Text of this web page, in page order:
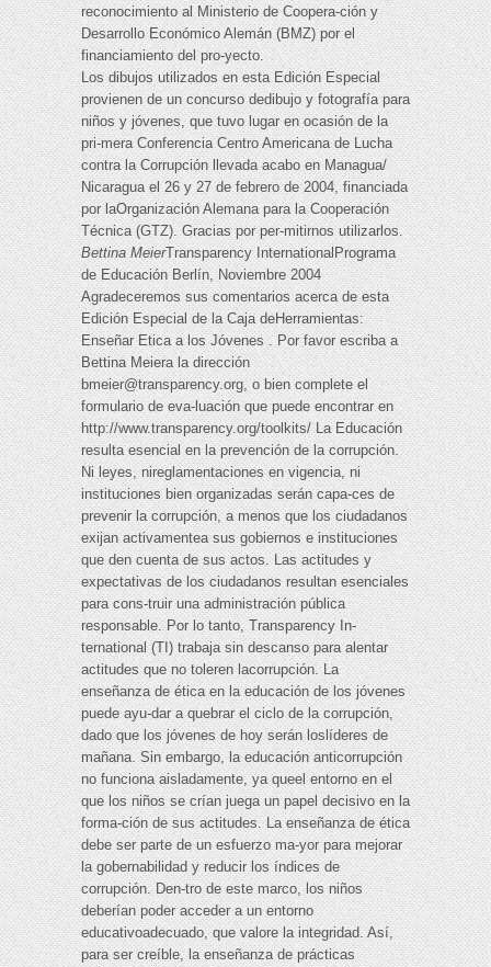
reconocimiento al Ministerio de Coopera-ción y
Desarrollo Económico Alemán (BMZ) por el
financiamiento del pro-yecto.
Los dibujos utilizados en esta Edición Especial
provienen de un concurso dedibujo y fotografía para
niños y jóvenes, que tuvo lugar en ocasión de la
pri-mera Conferencia Centro Americana de Lucha
contra la Corrupción llevada acabo en Managua/
Nicaragua el 26 y 27 de febrero de 2004, financiada
por laOrganización Alemana para la Cooperación
Técnica (GTZ). Gracias por per-mitirnos utilizarlos.
Bettina MeierTransparency InternationalPrograma
de Educación Berlín, Noviembre 2004
Agradeceremos sus comentarios acerca de esta
Edición Especial de la Caja deHerramientas:
Enseñar Etica a los Jóvenes . Por favor escriba a
Bettina Meiera la dirección
bmeier@transparency.org, o bien complete el
formulario de eva-luación que puede encontrar en
http://www.transparency.org/toolkits/ La Educación
resulta esencial en la prevención de la corrupción.
Ni leyes, nireglamentaciones en vigencia, ni
instituciones bien organizadas serán capa-ces de
prevenir la corrupción, a menos que los ciudadanos
exijan activamentea sus gobiernos e instituciones
que den cuenta de sus actos. Las actitudes y
expectativas de los ciudadanos resultan esenciales
para cons-truir una administración pública
responsable. Por lo tanto, Transparency In-
ternational (TI) trabaja sin descanso para alentar
actitudes que no toleren lacorrupción. La
enseñanza de ética en la educación de los jóvenes
puede ayu-dar a quebrar el ciclo de la corrupción,
dado que los jóvenes de hoy serán loslíderes de
mañana. Sin embargo, la educación anticorrupción
no funciona aisladamente, ya queel entorno en el
que los niños se crían juega un papel decisivo en la
forma-ción de sus actitudes. La enseñanza de ética
debe ser parte de un esfuerzo ma-yor para mejorar
la gobernabilidad y reducir los índices de
corrupción. Den-tro de este marco, los niños
deberían poder acceder a un entorno
educativoadecuado, que valore la integridad. Así,
para ser creíble, la enseñanza de prácticas